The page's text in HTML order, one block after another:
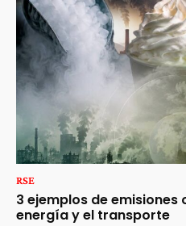
RSE
3 ejemplos de
energía y el transporte